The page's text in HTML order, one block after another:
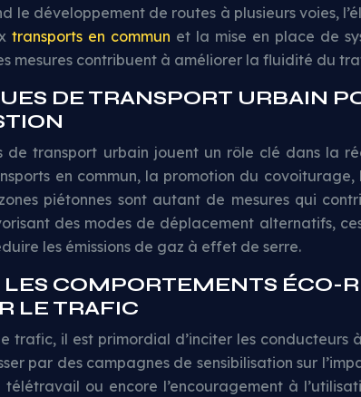
le développement de routes à plusieurs voies,
transports en commun et la mise en place de
mesures contribuent à améliorer la fluidité du
DE TRANSPORT URBAIN
de transport urbain jouent un rôle clé dans la
en commun, la promotion du
piétonnes sont autant de mesures qui
des modes de déplacement alternatifs,
les émissions de gaz à effet de serre.
LES COMPORTEMENTS ÉCO-
LE TRAFIC
trafic, il est primordial d’inciter les conducteurs
par des campagnes de sensibilisation sur
ou encore l’encouragement à